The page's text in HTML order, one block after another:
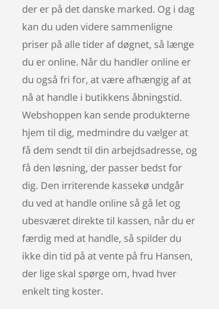
der er på det danske marked. Og i dag
kan du uden videre sammenligne
priser på alle tider af døgnet, så længe
du er online. Når du handler online er
du også fri for, at være afhængig af at
nå at handle i butikkens åbningstid.
Webshoppen kan sende produkterne
hjem til dig, medmindre du vælger at
få dem sendt til din arbejdsadresse, og
få den løsning, der passer bedst for
dig. Den irriterende kassekø undgår
du ved at handle online så gå let og
ubesværet direkte til kassen, når du er
færdig med at handle, så spilder du
ikke din tid på at vente på fru Hansen,
der lige skal spørge om, hvad hver
enkelt ting koster.